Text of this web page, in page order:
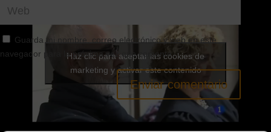
Haz clic para aceptar las cookies de
marketing y activar este contenido
Guarda mi nombre, correo electrónico y web en este
navegador para la próxima vez que comente.
Enviar comentario